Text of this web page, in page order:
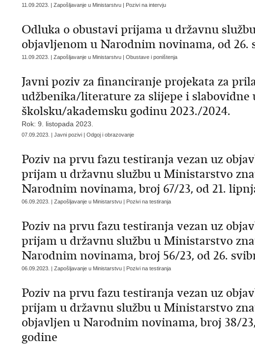
11.09.2023. | Zapošljavanje u Ministarstvu | Pozivi na intervju
Odluka o obustavi prijama u državnu
objavljenom u Narodnim novinama, od 26.
11.09.2023. | Zapošljavanje u Ministarstvu | Obustave i poništenja
Javni poziv za financiranje projekata za
udžbenika/literature za slijepe i slabovidne
školsku/akademsku godinu 2023./2024.
Rok: 9. listopada 2023.
07.09.2023. | Javni pozivi | Odgoj i obrazovanje
Poziv na prvu fazu testiranja vezan uz
prijam u državnu službu u Ministarstvo
Narodnim novinama, broj 67/23, od 21.
06.09.2023. | Zapošljavanje u Ministarstvu | Pozivi na testiranja
Poziv na prvu fazu testiranja vezan uz
prijam u državnu službu u Ministarstvo
Narodnim novinama, broj 56/23, od 26.
06.09.2023. | Zapošljavanje u Ministarstvu | Pozivi na testiranja
Poziv na prvu fazu testiranja vezan uz
prijam u državnu službu u Ministarstvo
objavljen u Narodnim novinama, broj 38/
godine